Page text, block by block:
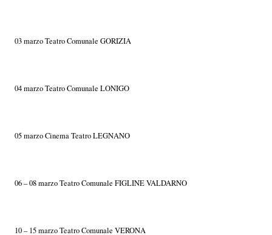
03 marzo Teatro Comunale GORIZIA
04 marzo Teatro Comunale LONIGO
05 marzo Cinema Teatro LEGNANO
06 – 08 marzo Teatro Comunale FIGLINE VALDARNO
10 – 15 marzo Teatro Comunale VERONA